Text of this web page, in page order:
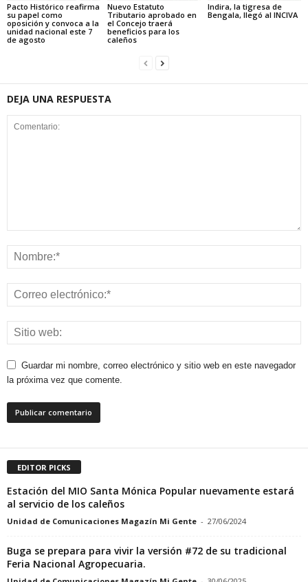
Pacto Histórico reafirma
su papel como
oposición y convoca a la
unidad nacional este 7
de agosto
Nuevo Estatuto
Tributario aprobado en
el Concejo traerá
beneficios para los
caleños
Indira, la tigresa de
Bengala, llegó al INCIVA
DEJA UNA RESPUESTA
Guardar mi nombre, correo electrónico y sitio web en este navegador
la próxima vez que comente.
EDITOR PICKS
Estación del MIO Santa Mónica Popular nuevamente estará
al servicio de los caleños
Unidad de Comunicaciones Magazín Mi Gente - 27/06/2024
Buga se prepara para vivir la versión #72 de su tradicional
Feria Nacional Agropecuaria.